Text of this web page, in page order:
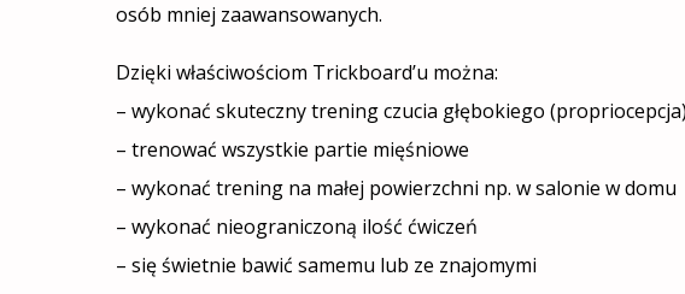
osób mniej zaawansowanych.
Dzięki właściwościom Trickboard’u można:
– wykonać skuteczny trening czucia głębokiego
– trenować wszystkie partie mięśniowe
– wykonać trening na małej powierzchni np. w salonie w domu
– wykonać nieograniczoną ilość ćwiczeń
– się świetnie bawić samemu lub ze znajomymi